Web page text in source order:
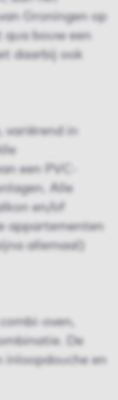
Groningen op
bouw een
daarbij ook
variërend in
een PVC-
Alle
en/of
appartementen
allemaal)
oven,
De
inloopdouche en